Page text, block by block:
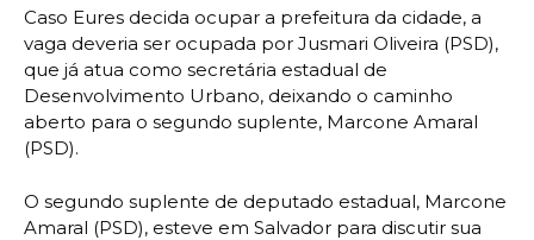
Caso Eures decida ocupar a prefeitura da cidade, a
vaga deveria ser ocupada por Jusmari Oliveira (PSD),
que já atua como secretária estadual de
Desenvolvimento Urbano, deixando o caminho
aberto para o segundo suplente, Marcone Amaral
(PSD).
O segundo suplente de deputado estadual, Marcone
Amaral (PSD), esteve em Salvador para discutir sua